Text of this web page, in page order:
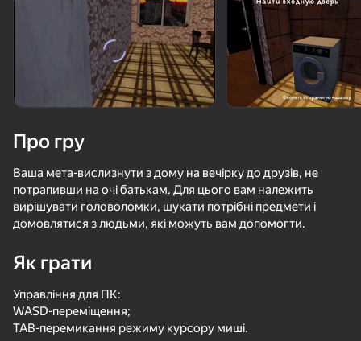
Поверніть пристрій
Гра працює тільки в горизонтальній
орієнтації
Ужас Рыбака 2: Возмездие Побег Пацана: Стэлс Школьника
66
Про гру
Ваша мета-вислизнути з дому на вечірку до друзів, не
потрапивши на очі батькам. Для цього вам належить
вирішувати головоломки, шукати потрібні предмети і
домовлятися з людьми, які можуть вам допомогти.
Як грати
Управління для ПК:
WASD-переміщення;
TAB-перемикання режиму курсору миші.